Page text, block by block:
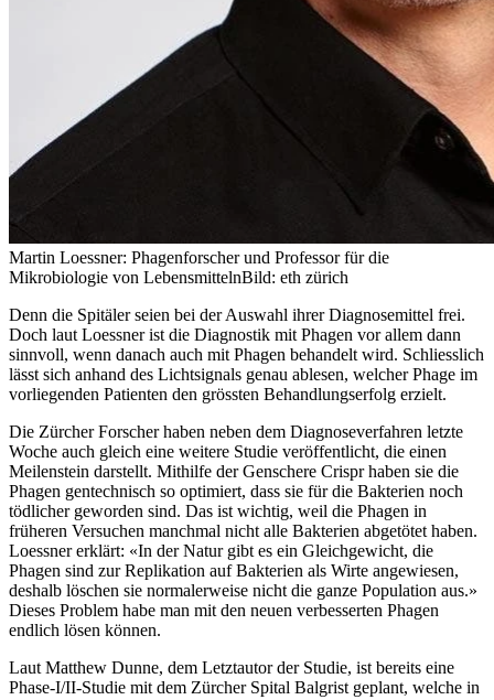
Martin Loessner: Phagenforscher und Professor für die
Mikrobiologie von LebensmittelnBild: eth zürich
Denn die Spitäler seien bei der Auswahl ihrer Diagnosemittel frei.
Doch laut Loessner ist die Diagnostik mit Phagen vor allem dann
sinnvoll, wenn danach auch mit Phagen behandelt wird. Schliesslich
lässt sich anhand des Lichtsignals genau ablesen, welcher Phage im
vorliegenden Patienten den grössten Behandlungserfolg erzielt.
Die Zürcher Forscher haben neben dem Diagnoseverfahren letzte
Woche auch gleich eine weitere Studie veröffentlicht, die einen
Meilenstein darstellt. Mithilfe der Genschere Crispr haben sie die
Phagen gentechnisch so optimiert, dass sie für die Bakterien noch
tödlicher geworden sind. Das ist wichtig, weil die Phagen in
früheren Versuchen manchmal nicht alle Bakterien abgetötet haben.
Loessner erklärt: «In der Natur gibt es ein Gleichgewicht, die
Phagen sind zur Replikation auf Bakterien als Wirte angewiesen,
deshalb löschen sie normalerweise nicht die ganze Population aus.»
Dieses Problem habe man mit den neuen verbesserten Phagen
endlich lösen können.
Laut Matthew Dunne, dem Letztautor der Studie, ist bereits eine
Phase-I/II-Studie mit dem Zürcher Spital Balgrist geplant, welche in